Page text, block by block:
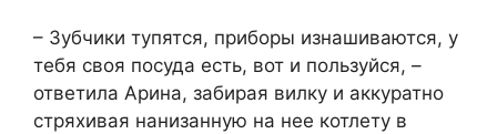
– Зубчики тупятся, приборы изнашиваются, у
тебя своя посуда есть, вот и пользуйся, –
ответила Арина, забирая вилку и аккуратно
стряхивая нанизанную на нее котлету в